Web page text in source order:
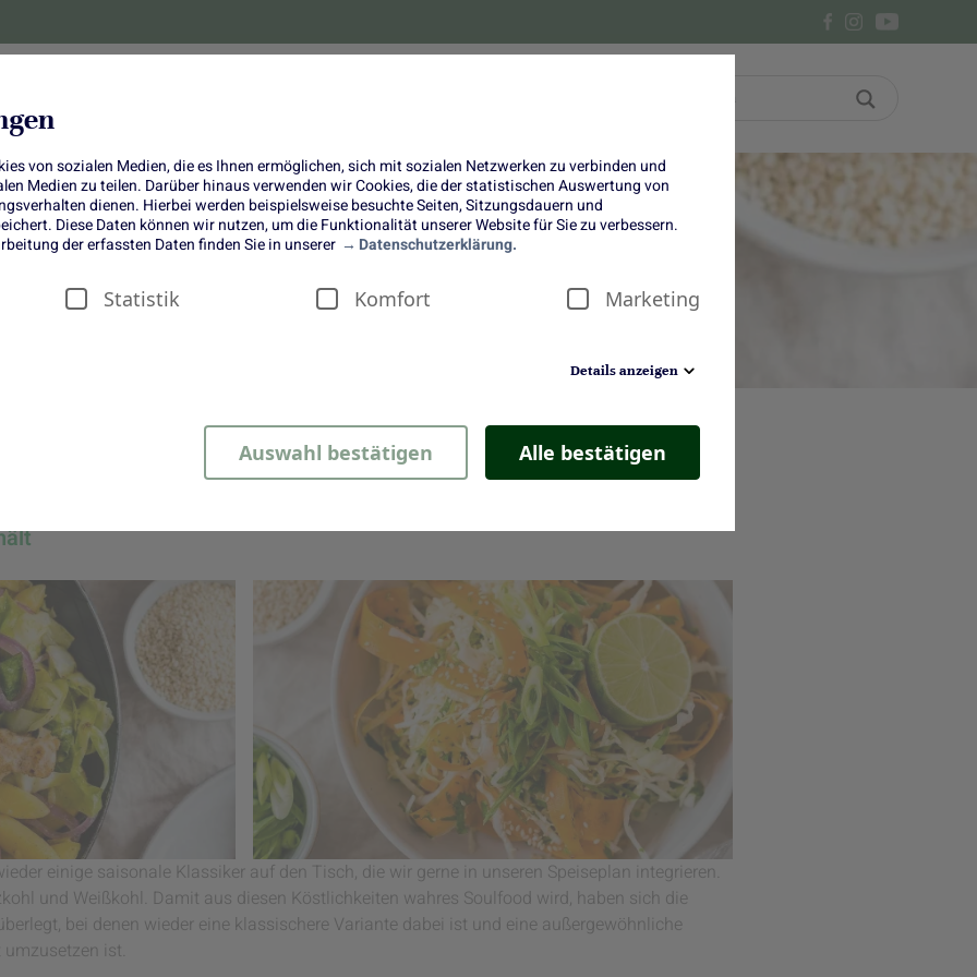
von sozialen Medien, die es Ihnen ermöglichen, sich mit sozialen Netzwerken zu verbinden und
Medien zu teilen. Darüber hinaus verwenden wir Cookies, die der statistischen Auswertung von
dienen. Hierbei werden beispielsweise besuchte Seiten, Sitzungsdauern und
Diese Daten können wir nutzen, um die Funktionalität unserer Website für Sie zu verbessern.
der erfassten Daten finden Sie in unserer
Datenschutzerklärung.
Statistik Komfort Marketing
Details anzeigen
Auswahl bestätigen Alle bestätigen
Pfanne mit Spitzkohl &
Asiatischer Weißkohl-Salat
einige saisonale Klassiker auf den Tisch, die wir gerne in unseren Speiseplan integrieren.
und Weißkohl. Damit aus diesen Köstlichkeiten wahres Soulfood wird, haben sich die
bei denen wieder eine klassischere Variante dabei ist und eine außergewöhnliche
ist.